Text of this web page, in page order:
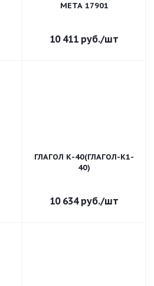
МЕТА 17901
10 411 руб./шт
ГЛАГОЛ К-40(ГЛАГОЛ-К1-
40)
10 634руб./шт